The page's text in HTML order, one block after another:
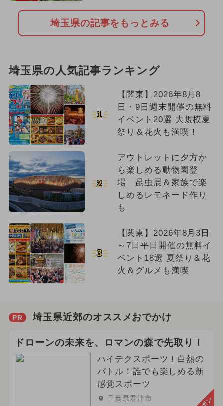
埼玉県の記事をもっとみる
埼玉県の人気記事ランキング
1
【関東】2026年8月8
日・9日週末開催の無料
イベント20選 大規模夏
祭り＆花火も満喫！
2
アウトレットに夕方か
ら楽しめる動物園登
場 昆虫展＆家族で楽
しめるレモネード作り
も
3
【関東】2026年8月3日
～7日平日開催の無料イ
ベント18選 夏祭り＆花
火＆グルメも満喫
PR 埼玉県近郊のオススメおでかけ
ドローンの未来を、ロマンの森で先取り！
ハイテクスポーツ！白熱の
バトル！誰でも楽しめる新
感覚スポーツ
千葉県君津市